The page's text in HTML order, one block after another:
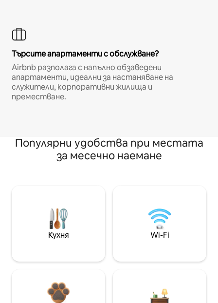
Търсите апартаменти с обслужване?
Airbnb разполага с напълно обзаведени
апартаменти, идеални за настаняване на
служители, корпоративни жилища и
преместване.
Популярни удобства при местата
за месечно наемане
Кухня Wi-Fi